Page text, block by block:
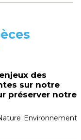
des
sur notre
préserver notre
Environnement